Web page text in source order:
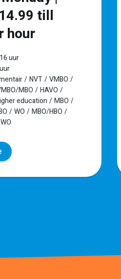
till
hour
uur
NVT
VMBO
MBO
HAVO
education
MBO
WO
MBO/HBO